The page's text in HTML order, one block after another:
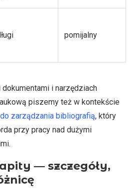
pomijalny
dokumentami i narzędziach
piszemy też w kontekście
zarządzania bibliografią, który
przy pracy nad dużymi
— szczegóły,